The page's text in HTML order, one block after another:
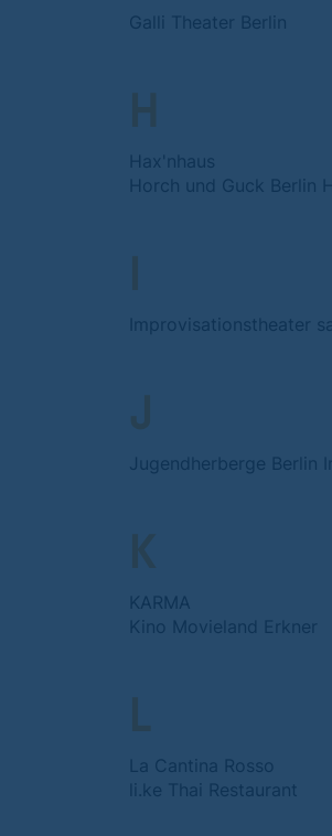
Galli Theater Berlin
H
Hax'nhaus
Horch und Guck Berlin
J
K
KARMA
Kino Movieland Erkner
L
La Cantina Rosso
li.ke Thai Restaurant